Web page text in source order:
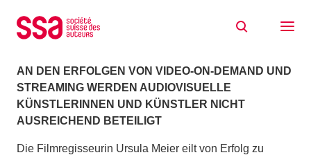
AN DEN ERFOLGEN VON VIDEO-ON-DEMAND UND
STREAMING WERDEN AUDIOVISUELLE
KÜNSTLERINNEN UND KÜNSTLER NICHT
AUSREICHEND BETEILIGT
Die Filmregisseurin Ursula Meier eilt von Erfolg zu